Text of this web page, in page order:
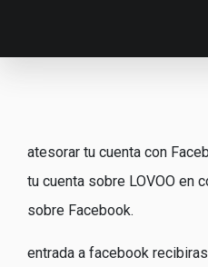
atesorar tu cuenta con
tu cuenta sobre LOVOO en
sobre Facebook.
entrada a facebook